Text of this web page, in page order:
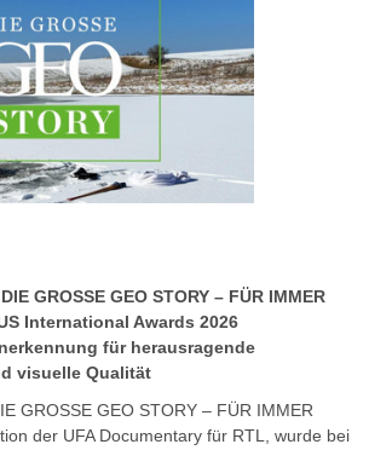
GROSSE GEO STORY – FÜR IMMER
International Awards 2026
für herausragende
visuelle Qualität
GROSSE GEO STORY – FÜR IMMER
der UFA Documentary für RTL, wurde bei